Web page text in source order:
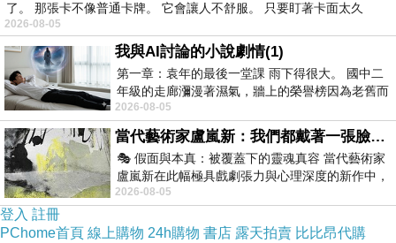
主要功能：無線立體聲
● 在音樂和通話之間輕鬆切換
有了Jabra TAG，當播放音樂、更換曲目、調節音量、接聽或撥打電話時
裡，全部以無線方式進行。自動切換功能便於您輕鬆控制音樂，若有來電
聽來電，通話結束後又可以繼續欣賞音樂。它允許長達7 小時的音樂播放
的時候可以盡情地聽音樂。
● 跳過曲目。接聽電話。均以無線方式實現。
了。 那張卡不像普通卡牌。 它會讓人不舒服。 只要盯著卡面太久
2026-08-05
我與AI討論的小說劇情(1)
第一章：袁年的最後一堂課 雨下得很大。 國中二
年級的走廊瀰漫著濕氣，牆上的榮譽榜因為老舊而
微微捲起。 堯禹舜站在辦公室外，手
2026-08-05
當代藝術家盧嵐新：我們都戴著一張臉，可真正的自己，總藏在那些被塗抹、被覆蓋的痕跡裡
🎭 假面與本真：被覆蓋下的靈魂真容 當代藝術家
盧嵐新在此幅極具戲劇張力與心理深度的新作中，
運用質感豐富的紙材肌理、墨痕與大膽的
2026-08-05
登入 註冊
PChome首頁 線上購物 24h購物 書店 露天拍賣 比比昂代購